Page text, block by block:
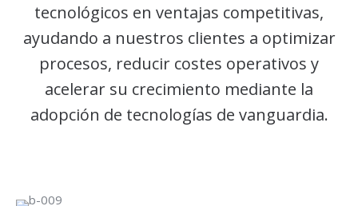
tecnológicos en ventajas competitivas,
ayudando a nuestros clientes a optimizar
procesos, reducir costes operativos y
acelerar su crecimiento mediante la
adopción de tecnologías de vanguardia.